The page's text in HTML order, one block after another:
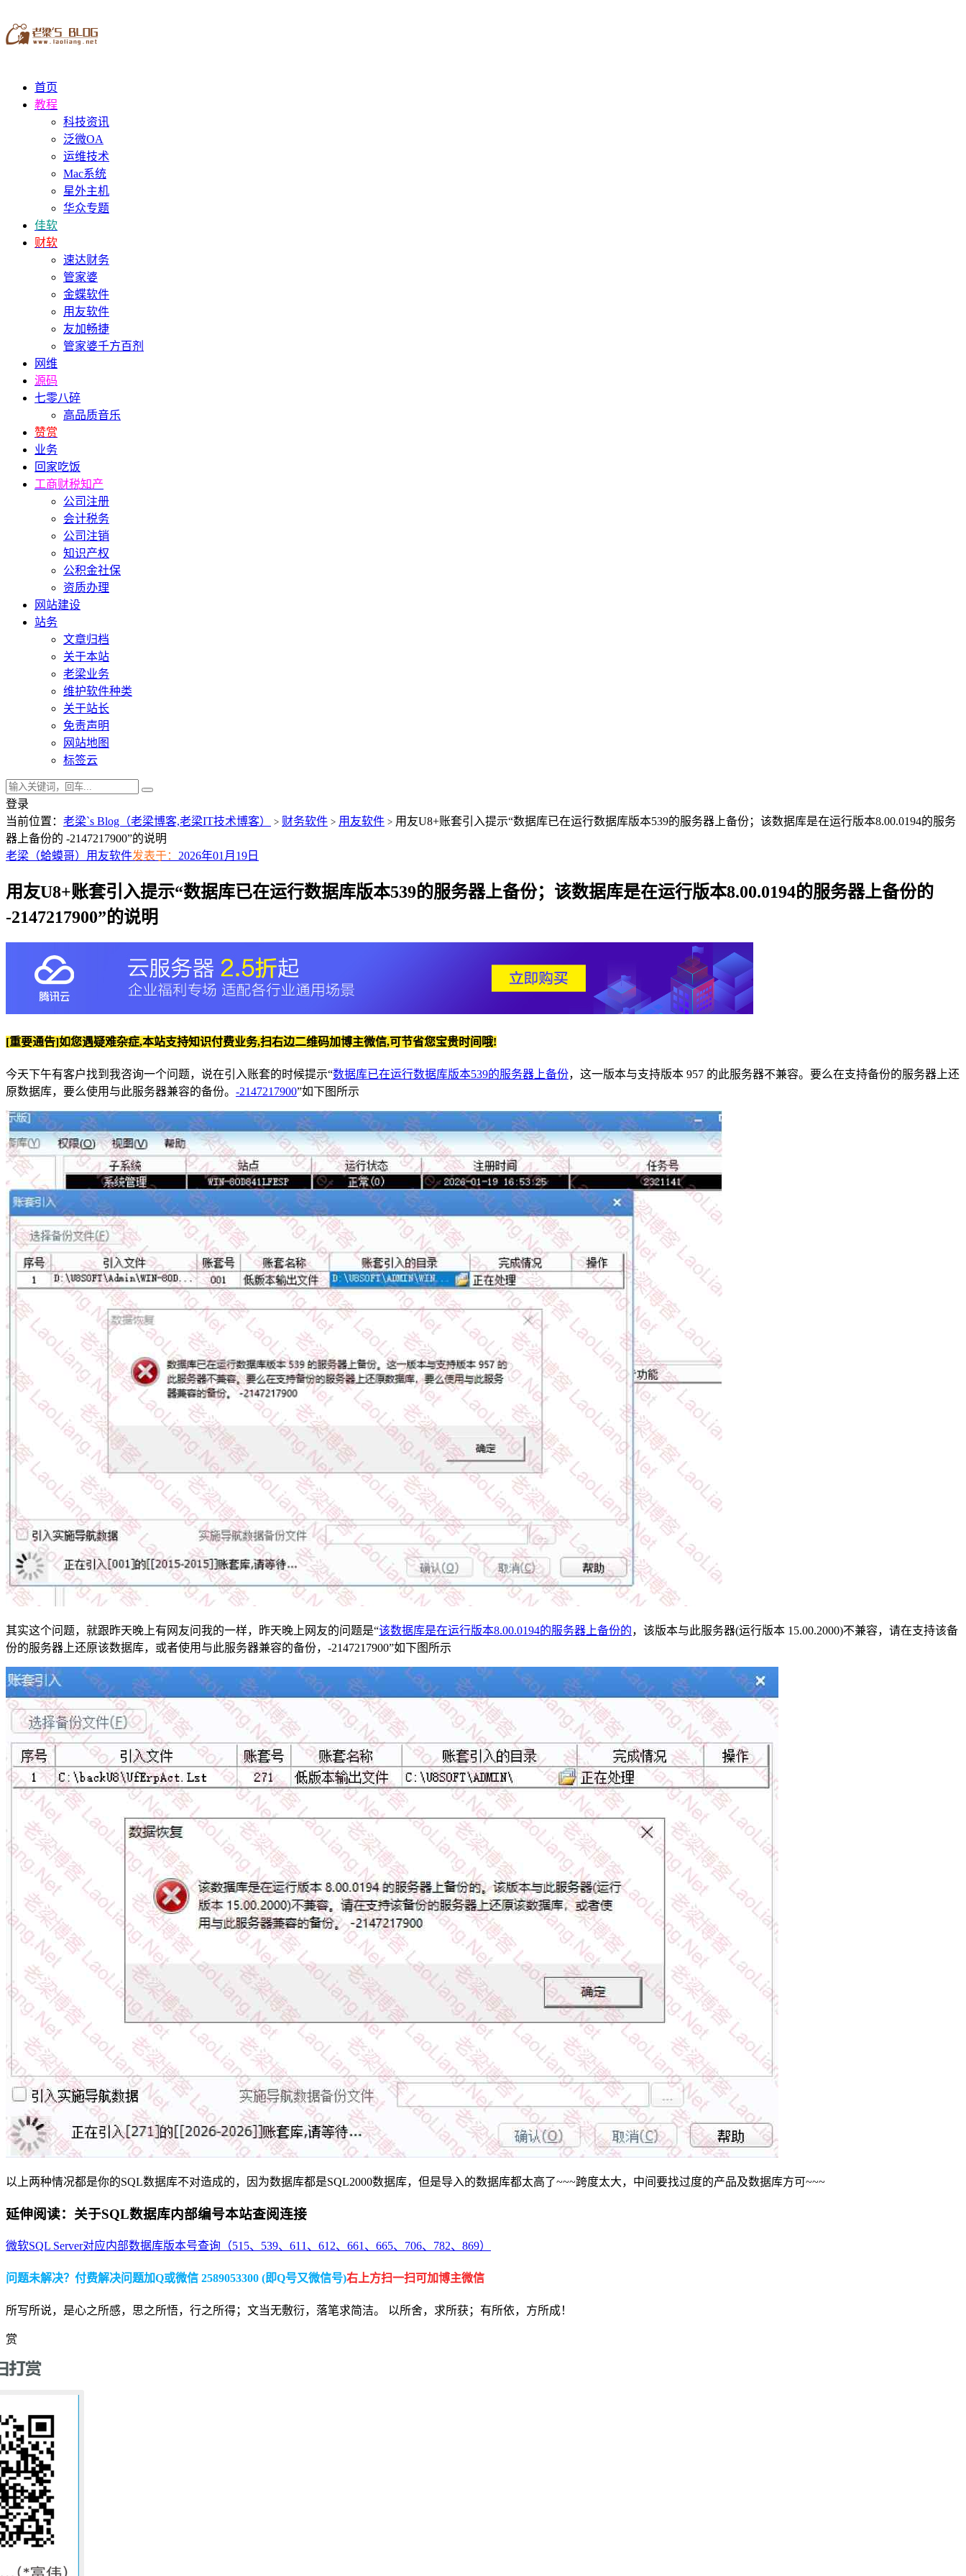
首页
教程
科技资讯
泛微OA
运维技术
Mac系统
星外主机
华众专题
佳软
财软
速达财务
管家婆
金蝶软件
用友软件
友加畅捷
管家婆千方百剂
网维
源码
七零八碎
高品质音乐
赞赏
业务
回家吃饭
工商财税知产
公司注册
会计税务
公司注销
知识产权
公积金社保
资质办理
网站建设
站务
文章归档
关于本站
老梁业务
维护软件种类
关于站长
免责声明
网站地图
标签云
登录
当前位置： 老梁`s Blog（老梁博客,老梁IT技术博客） > 财务软件 > 用友软件 > 用友U8+账套引入提示“数据库已在运行数据库版本539的服务器上备份；该数据库是在运行版本8.00.0194的服务
器上备份的 -2147217900”的说明
老梁（蛤蟆哥） 用友软件发表于： 2026年01月19日
用友U8+账套引入提示“数据库已在运行数据库版本539的服务器上备份；该数据库是在运行版本8.00.0194的服务器上备份的
-2147217900”的说明
[重要通告]如您遇疑难杂症,本站支持知识付费业务,扫右边二维码加博主微信,可节省您宝贵时间哦!
今天下午有客户找到我咨询一个问题，说在引入账套的时候提示“数据库已在运行数据库版本539的服务器上备份，这一版本与支持版本 957 的此服务器不兼容。要么在支持备份的服务器上还
原数据库，要么使用与此服务器兼容的备份。 -2147217900”如下图所示
其实这个问题，就跟昨天晚上有网友问我的一样，昨天晚上网友的问题是“该数据库是在运行版本8.00.0194的服务器上备份的，该版本与此服务器(运行版本 15.00.2000)不兼容，请在支持该备
份的服务器上还原该数据库，或者使用与此服务器兼容的备份，-2147217900”如下图所示
以上两种情况都是你的SQL数据库不对造成的，因为数据库都是SQL2000数据库，但是导入的数据库都太高了~~~跨度太大，中间要找过度的产品及数据库方可~~~
延伸阅读：关于SQL数据库内部编号本站查阅连接
微软SQL Server对应内部数据库版本号查询（515、539、611、612、661、665、706、782、869）
问题未解决？付费解决问题加Q或微信 2589053300 (即Q号又微信号)右上方扫一扫可加博主微信
所写所说，是心之所感，思之所悟，行之所得；文当无敷衍，落笔求简洁。 以所舍，求所获；有所依，方所成！
赏